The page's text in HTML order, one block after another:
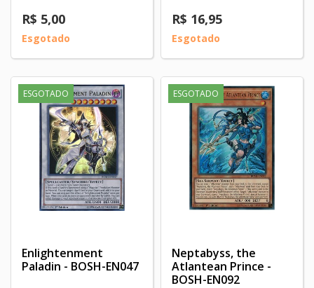
R$ 5,00
Esgotado
R$ 16,95
Esgotado
ESGOTADO
Enlightenment
Paladin - BOSH-EN047
ESGOTADO
Neptabyss, the
Atlantean Prince -
BOSH-EN092